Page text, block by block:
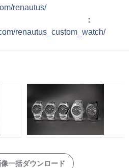
renautus/
：
renautus_custom_watch/
一括ダウンロード